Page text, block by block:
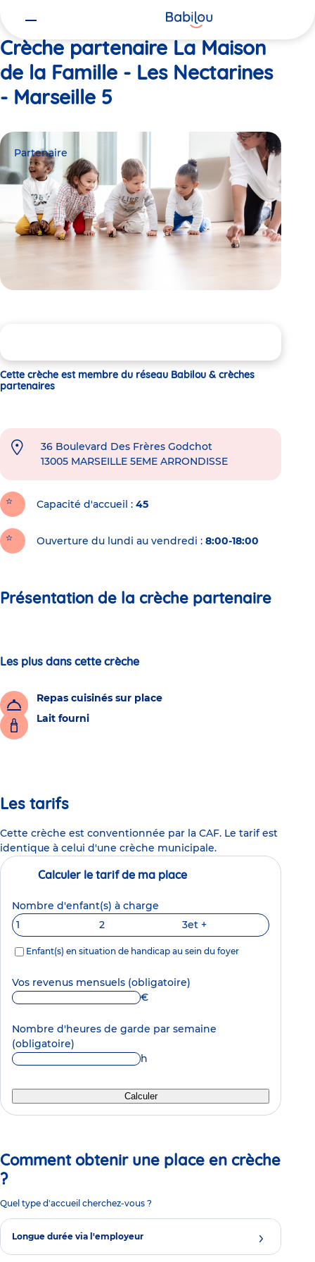
Crèche partenaire La Maison
de la Famille - Les Nectarines
- Marseille 5
Partenaire
Cette crèche est membre du réseau Babilou & crèches
partenaires
36 Boulevard Des Frères Godchot
13005 MARSEILLE 5EME ARRONDISSE
Capacité d'accueil 45
Ouverture du lundi au vendredi : 8:00-18:00
Présentation de la crèche partenaire
Les plus dans cette crèche
Repas cuisinés sur place
Lait fourni
Les tarifs
Cette crèche est conventionnée par la CAF. Le tarif est
identique à celui d'une crèche municipale.
Calculer le tarif de ma place
Nombre d'enfant(s) à charge
1
2 3et +
Enfant(s) en situation de handicap au sein du foyer
Vos revenus mensuels (obligatoire)
€
Nombre d'heures de garde par semaine
(obligatoire)
h
Calculer
Comment obtenir une place en crèche
?
Quel type d'accueil cherchez-vous ?
Longue durée via l'employeur